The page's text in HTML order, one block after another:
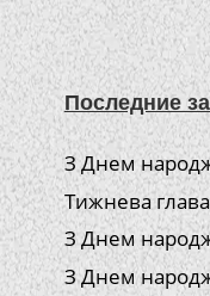
Последние
З Днем
Тижнева
З Днем
З Днем